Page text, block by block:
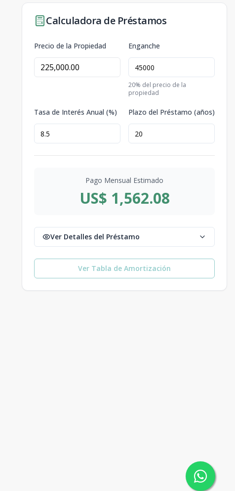
Calculadora de Préstamos
Precio de la Propiedad Enganche
20% del precio de la
propiedad
Tasa de Interés Anual (%) Plazo del Préstamo (años)
Pago Mensual Estimado
US$ 1,562.08
Ver Detalles del Préstamo
Ver Tabla de Amortización